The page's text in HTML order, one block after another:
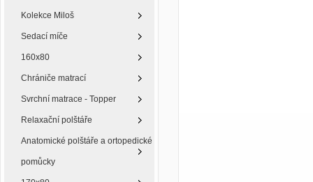
Kolekce Miloš
Sedací míče
160x80
Chrániče matrací
Svrchní matrace - Topper
Relaxační polštáře
Anatomické polštáře a ortopedické
pomůcky